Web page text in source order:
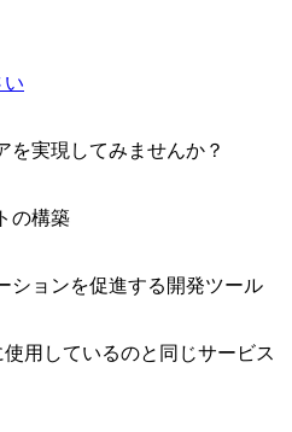
い
を実現してみませんか？
の構築
ションを促進する開発ツール
用しているのと同じサービス